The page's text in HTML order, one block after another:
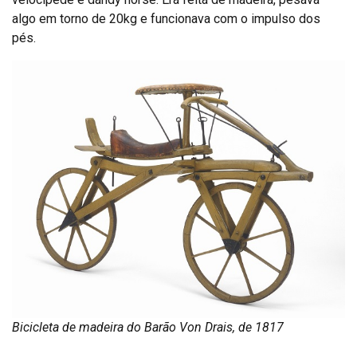
algo em torno de 20kg e funcionava com o impulso dos
pés.
Bicicleta de madeira do Barão Von Drais, de 1817